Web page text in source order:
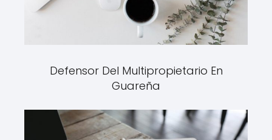
Defensor Del Multipropietario En
Guareña